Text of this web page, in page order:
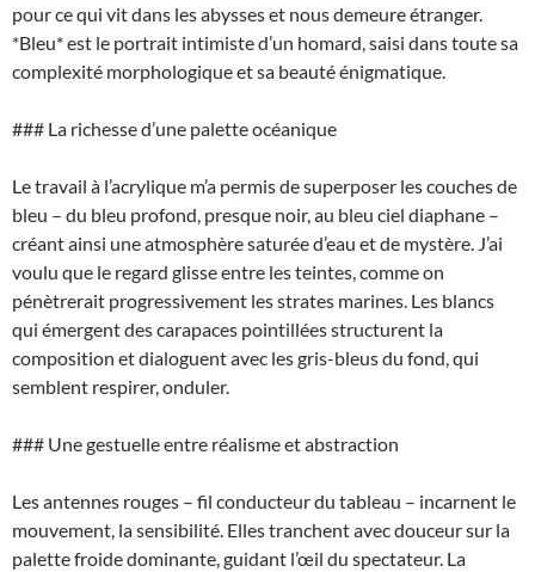
pour ce qui vit dans les abysses et nous demeure étranger.
*Bleu* est le portrait intimiste d’un homard, saisi dans toute sa
complexité morphologique et sa beauté énigmatique.
### La richesse d’une palette océanique
Le travail à l’acrylique m’a permis de superposer les couches de
bleu – du bleu profond, presque noir, au bleu ciel diaphane –
créant ainsi une atmosphère saturée d’eau et de mystère. J’ai
voulu que le regard glisse entre les teintes, comme on
pénètrerait progressivement les strates marines. Les blancs
qui émergent des carapaces pointillées structurent la
composition et dialoguent avec les gris-bleus du fond, qui
semblent respirer, onduler.
### Une gestuelle entre réalisme et abstraction
Les antennes rouges – fil conducteur du tableau – incarnent le
mouvement, la sensibilité. Elles tranchent avec douceur sur la
palette froide dominante, guidant l’œil du spectateur. La